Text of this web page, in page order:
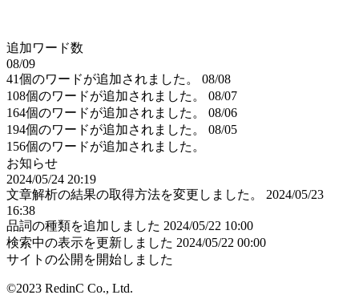
追加ワード数
08/09
41個のワードが追加されました。
08/08
108個のワードが追加されました。
08/07
164個のワードが追加されました。
08/06
194個のワードが追加されました。
08/05
156個のワードが追加されました。
お知らせ
2024/05/24 20:19
文章解析の結果の取得方法を変更しました。
2024/05/23
16:38
品詞の種類を追加しました 2024/05/22 10:00
検索中の表示を更新しました 2024/05/22 00:00
サイトの公開を開始しました
©2023 RedinC Co., Ltd.